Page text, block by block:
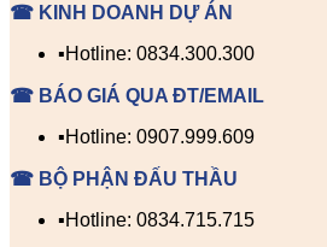
☎ KINH DOANH DỰ ÁN
▪️Hotline: 0834.300.300
☎ BÁO GIÁ QUA ĐT/EMAIL
▪️Hotline: 0907.999.609
☎ BỘ PHẬN ĐẤU THẦU
▪️Hotline: 0834.715.715